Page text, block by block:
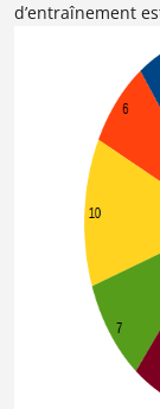
d’entraînement